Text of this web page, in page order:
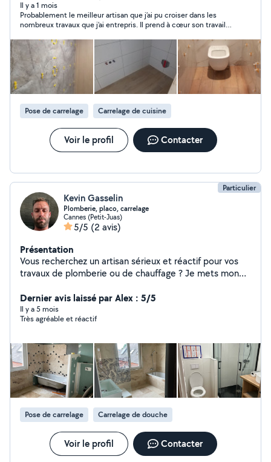
Il y a 1 mois
Probablement le meilleur artisan que j’ai pu croiser dans les
nombreux travaux que j’ai entrepris. Il prend à cœur son travail
Pose de carrelage Carrelage de cuisine
Voir le profil Contacter
Particulier
Kevin Gasselin
Plomberie, placo, carrelage
Cannes (Petit-Juas)
5/5 (2 avis)
Présentation
Vous recherchez un artisan sérieux et réactif pour vos
travaux de plomberie ou de chauffage ? Je mets mon
d'interventions, que vous soyez particulier ou
professionnel. Prestations proposées : Dépannage
plomberie : fuites, débouchage, remplacement de
rénovation de salles de bain et cuisines
Remplacement de chauffe-eau . Création et
mise aux normes de réseaux (PER, cuivre, multicouche)
Pourquoi faire appel à mes services ? Artisan
qualifié et déclaré Intervention rapide Travail soigné
avec garantie décennale Disponible 6j/7 interventions
d'urgence possibles
Dernier avis laissé par Alex : 5/5
Il y a 5 mois
Très agréable et réactif
Pose de carrelage Carrelage de douche
Voir le profil Contacter